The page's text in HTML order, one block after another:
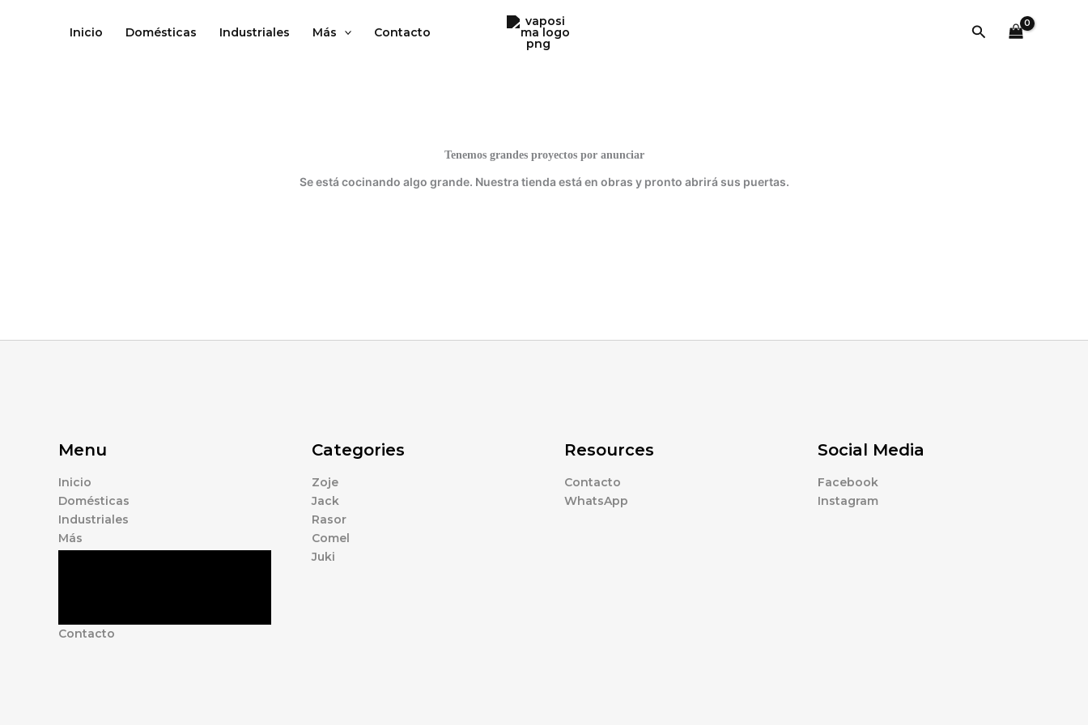
Inicio Domésticas Industriales Más Contacto Buscar
Tenemos grandes proyectos por anunciar
Se está cocinando algo grande. Nuestra tienda está en obras y pronto abrirá sus puertas.
Menu
Inicio
Domésticas
Industriales
Más
Contacto
Categories
Zoje
Jack
Rasor
Comel
Juki
Resources
Contacto
WhatsApp
Social Media
Facebook
Instagram